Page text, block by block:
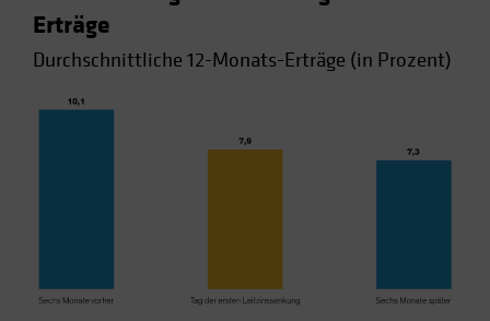
Erträge
Durchschnittliche 12-Monats-Erträge (in Prozent)